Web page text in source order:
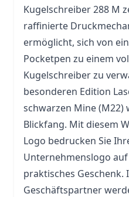
Kugelschreiber 288 M
raffinierte
ermöglicht, sich von
Pocketpen zu einem
Kugelschreiber zu
besonderen Edition
schwarzen Mine (M22)
Blickfang. Mit diesem
Logo bedrucken Sie
Unternehmenslogo
praktisches Geschenk.
Geschäftspartner